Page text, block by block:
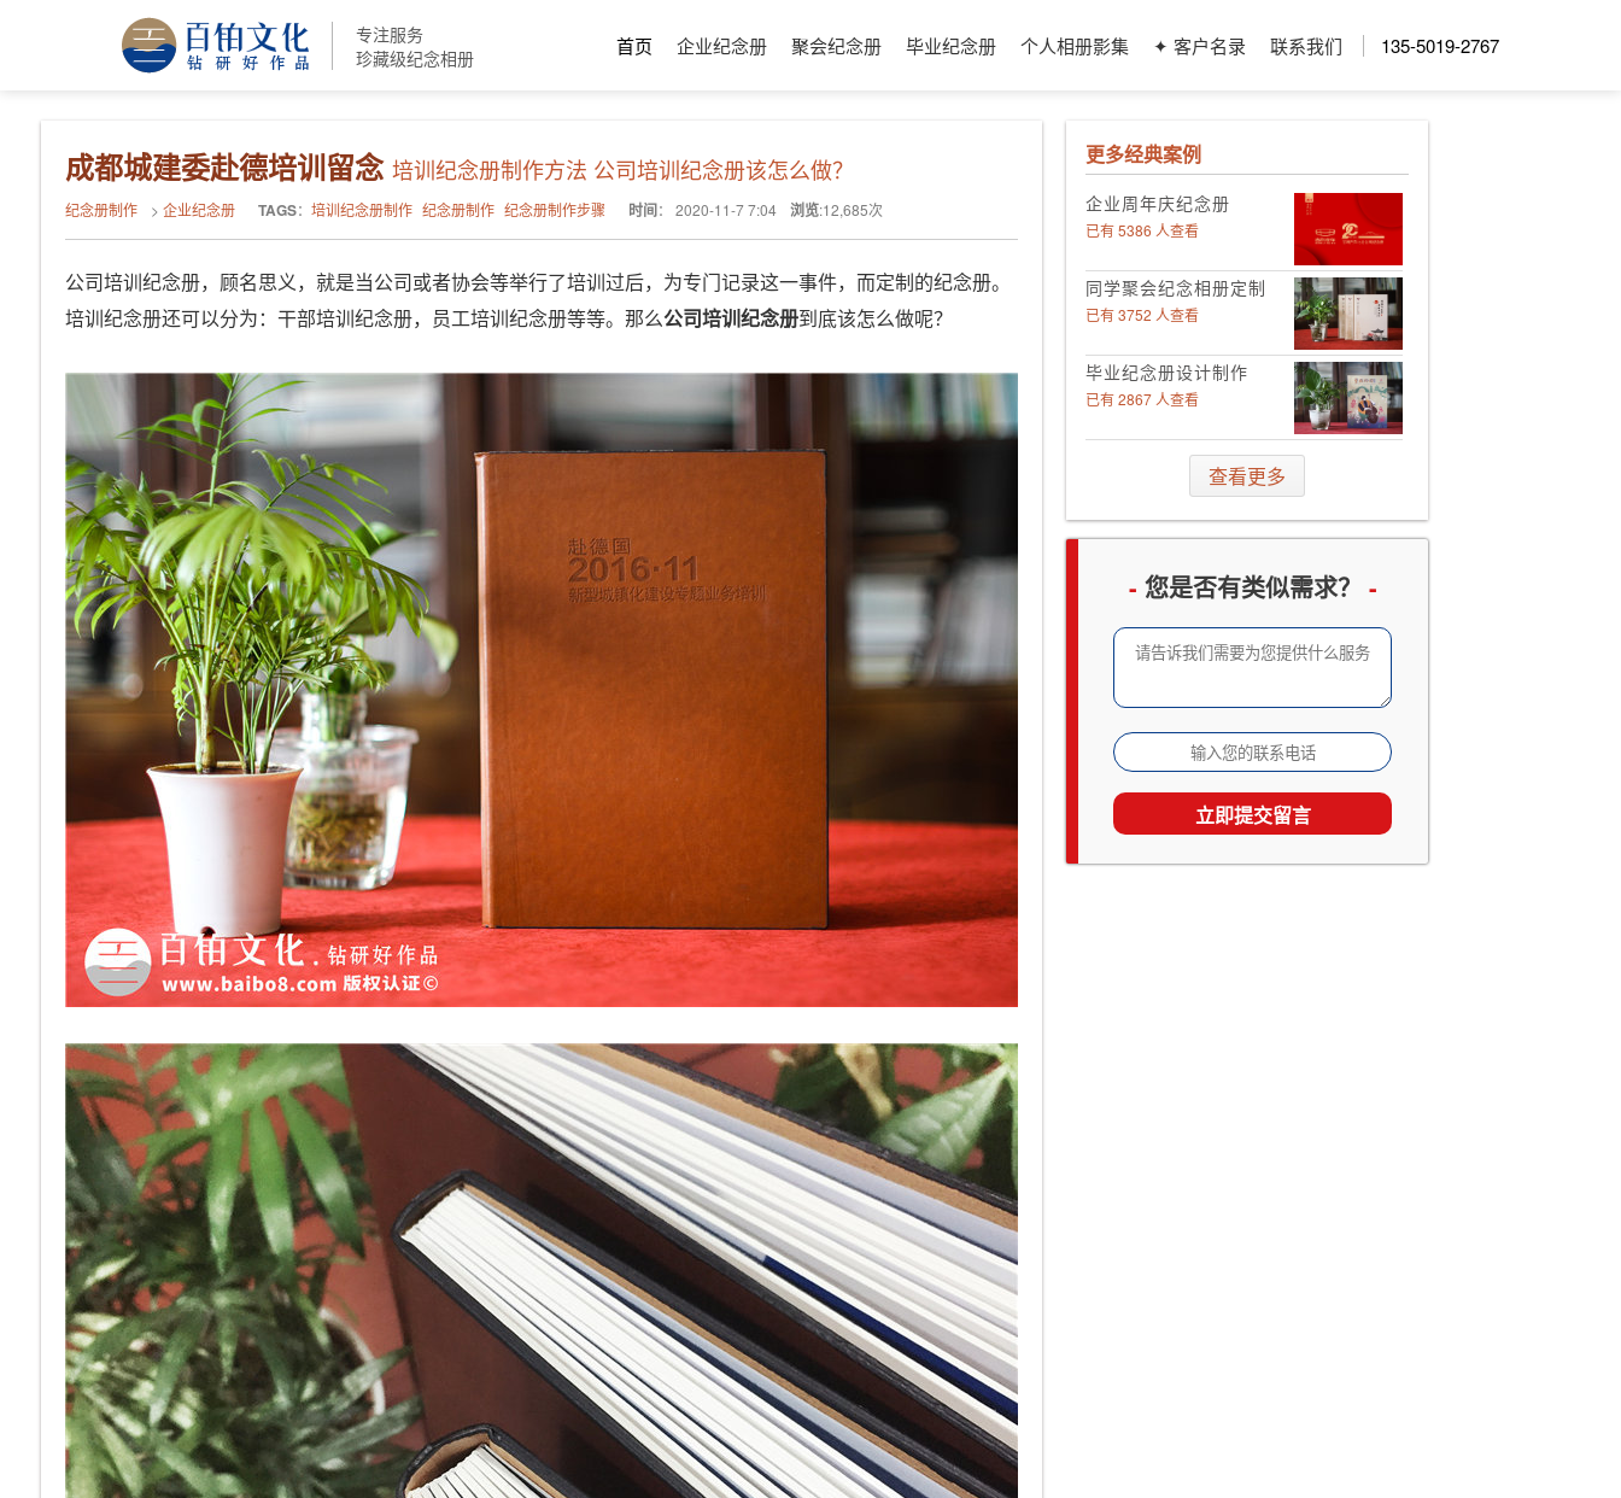
专注服务
珍藏级纪念相册
首页 企业纪念册 聚会纪念册 毕业纪念册 个人相册影集 ✦ 客户名录 联系我们 135-5019-2767
成都城建委赴德培训留念 培训纪念册制作方法 公司培训纪念册该怎么做？
纪念册制作 > 企业纪念册 TAGS： 培训纪念册制作 纪念册制作 纪念册制作步骤 时间： 2020-11-7 7:04 浏览:12,685次
公司培训纪念册，顾名思义，就是当公司或者协会等举行了培训过后，为专门记录这一事件，而定制的纪念册。
培训纪念册还可以分为：干部培训纪念册，员工培训纪念册等等。那么公司培训纪念册到底该怎么做呢？
更多经典案例
企业周年庆纪念册
已有 5386 人查看
同学聚会纪念相册定制
已有 3752 人查看
毕业纪念册设计制作
已有 2867 人查看
领导工作影集定制
企业邮册设计定制
成长留念及成人礼相册
已有 2533 人查看
家庭及生日相册影集
已有 1867 人查看
旅行照片书定制
已有 1538 人查看
查看更多
- 您是否有类似需求？ -